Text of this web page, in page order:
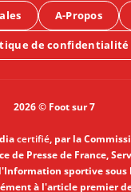
A-Propos
de confidentialité
2026 © Foot sur 7
certifié, par la
de Presse de France,
sportive sous
à l'article premier